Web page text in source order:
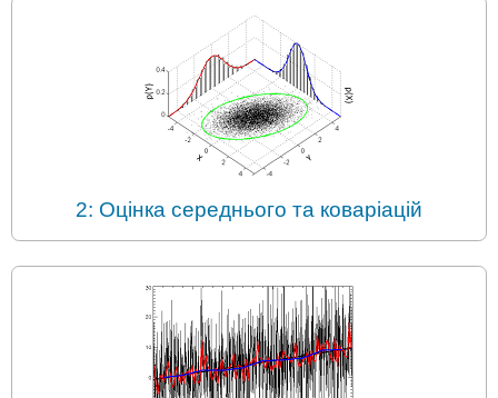
2: Оцінка середнього та коваріацій